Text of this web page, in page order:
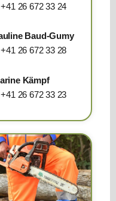
+41 26 672 33 24
Baud-Gumy
+41 26 672 33 28
Kämpf
+41 26 672 33 23